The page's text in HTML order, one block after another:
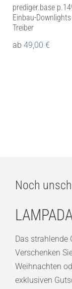
prediger.base
Einbau-
Treiber
ab 49,00 €
Noch
Das strahlende
Verschenken
Weihnachten
exklusiven